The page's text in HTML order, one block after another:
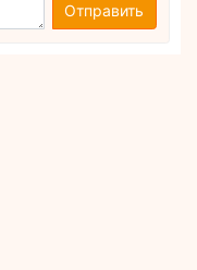
Отправить